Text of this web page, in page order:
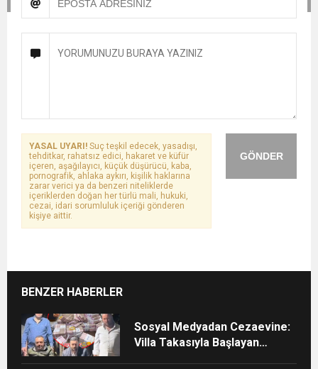
GÖNDER
YASAL UYARI! Suç teşkil edecek, yasadışı,
tehditkar, rahatsız edici, hakaret ve küfür
içeren, aşağılayıcı, küçük düşürücü, kaba,
pornografik, ahlaka aykırı, kişilik haklarına
zarar verici ya da benzeri niteliklerde
içeriklerden doğan her türlü mali, hukuki,
cezai, idari sorumluluk içeriği gönderen
kişiye aittir.
BENZER HABERLER
Sosyal Medyadan Cezaevine:
Villa Takasıyla Başlayan